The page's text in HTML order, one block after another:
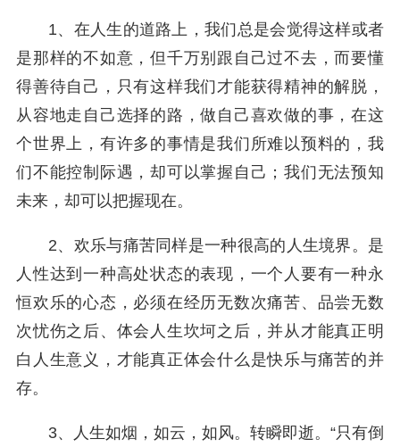
1、在人生的道路上，我们总是会觉得这样或者
是那样的不如意，但千万别跟自己过不去，而要懂
得善待自己，只有这样我们才能获得精神的解脱，
从容地走自己选择的路，做自己喜欢做的事，在这
个世界上，有许多的事情是我们所难以预料的，我
们不能控制际遇，却可以掌握自己；我们无法预知
未来，却可以把握现在。
2、欢乐与痛苦同样是一种很高的人生境界。是
人性达到一种高处状态的表现，一个人要有一种永
恒欢乐的心态，必须在经历无数次痛苦、品尝无数
次忧伤之后、体会人生坎坷之后，并从才能真正明
白人生意义，才能真正体会什么是快乐与痛苦的并
存。
3、人生如烟，如云，如风。转瞬即逝。“只有倒